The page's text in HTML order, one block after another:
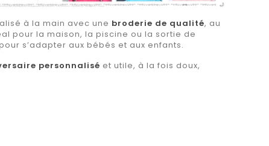
à la main avec une broderie de qualité, au
pour la maison, la piscine ou la sortie de
s’adapter aux bébés et aux enfants.
personnalisé et utile, à la fois doux,